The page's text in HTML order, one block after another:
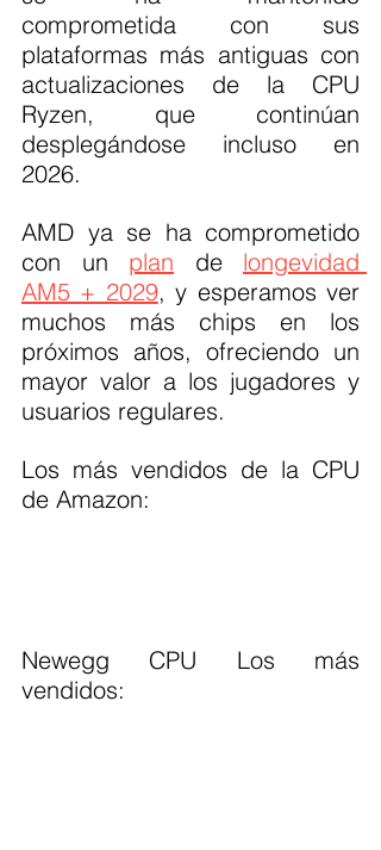
comprometida con sus
plataformas más antiguas con
actualizaciones de la CPU
Ryzen, que continúan
desplegándose incluso en
2026.
AMD ya se ha comprometido
con un plan de longevidad
AM5 + 2029, y esperamos ver
muchos más chips en los
próximos años, ofreciendo un
mayor valor a los jugadores y
usuarios regulares.
Los más vendidos de la CPU
de Amazon:
Newegg CPU Los más
vendidos: